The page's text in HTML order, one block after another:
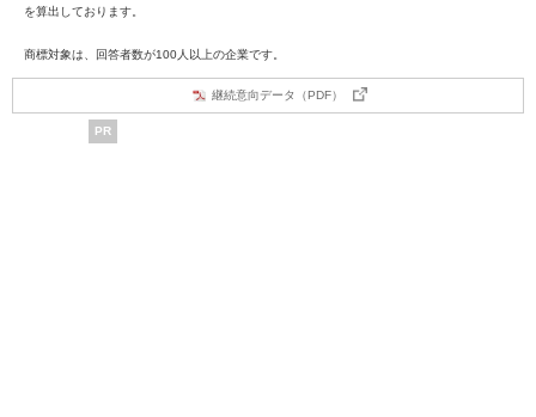
を算出しております。
商標対象は、回答者数が100人以上の企業です。
継続意向データ（PDF）
PR